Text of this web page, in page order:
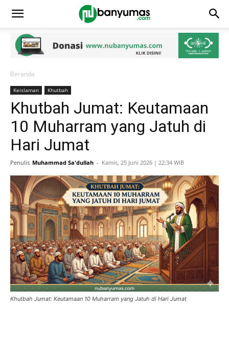
Beranda
Keislaman Khutbah
Khutbah Jumat: Keutamaan
10 Muharram yang Jatuh di
Hari Jumat
Penulis Muhammad Sa'dullah - Kamis, 25 Juni 2026 | 22:34 WIB
Khutbah Jumat: Keutamaan 10 Muharram yang Jatuh di Hari Jumat